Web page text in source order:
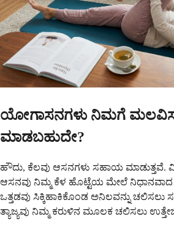
ಯೋಗಾಸನಗಳು ನಿಮಗೆ
ಮಾಡಬಹುದೇ?
ಹೌದು, ಕೆಲವು ಆಸನಗಳು ಸಹಾಯ ಮಾಡುತ್ತವೆ.
ಆಸನವು ನಿಮ್ಮ ಕೆಳ ಹೊಟ್ಟೆಯ ಮೇಲೆ ನಿಧಾನವಾದ
ಒತ್ತಡವು ಸಿಕ್ಕಿಹಾಕಿಕೊಂಡ ಅನಿಲವನ್ನು ಚಲಿಸಲು
ತ್ಯಾಜ್ಯವು ನಿಮ್ಮ ಕರುಳಿನ ಮೂಲಕ ಚಲಿಸಲು